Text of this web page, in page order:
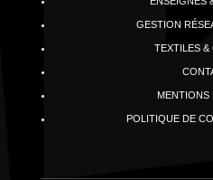
GESTION
TEXTILES &
P
MENTIONS
POLITIQUE DE